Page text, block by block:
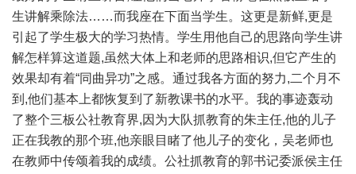
生讲解乘除法……而我座在下面当学生。这更是新鲜,更是
引起了学生极大的学习热情。学生用他自己的思路向学生讲
解怎样算这道题,虽然大体上和老师的思路相识,但它产生的
效果却有着“同曲异功”之感。通过我各方面的努力,二个月不
到,他们基本上都恢复到了新教课书的水平。我的事迹轰动
了整个三板公社教育界,因为大队抓教育的朱主任,他的儿子
正在我教的那个班,他亲眼目睹了他儿子的变化，吴老师也
在教师中传颂着我的成绩。公社抓教育的郭书记委派侯主任